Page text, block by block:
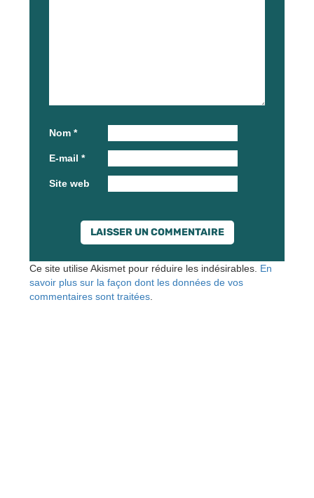
Nom *
E-mail *
Site web
Ce site utilise Akismet pour réduire les indésirables. En
savoir plus sur la façon dont les données de vos
commentaires sont traitées